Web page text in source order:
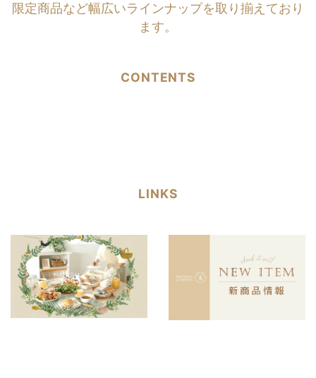
限定商品など幅広いラインナップを取り揃えており
ます。
CONTENTS
LINKS